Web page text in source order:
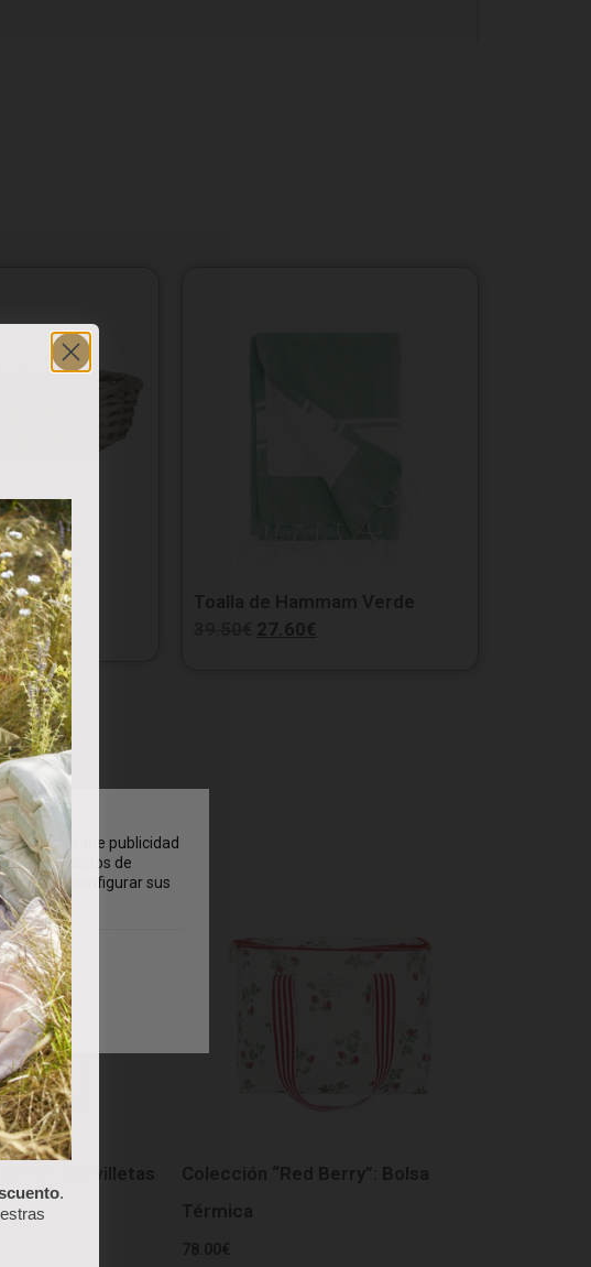
Mimbre
Toalla de Hammam Verde
27.60€
Berry”: Servilletas
Colección “Red Berry”: Bolsa
Térmica
78.00 €
y mostrarle publicidad
de sus hábitos de
y configurar sus
.